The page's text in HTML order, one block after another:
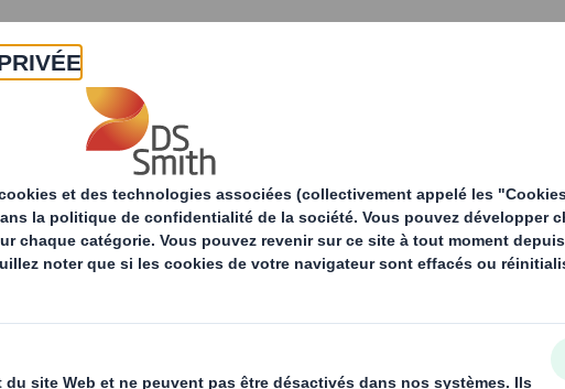
Produits & Services
Quelles sont les innovations en matière de solutions d’emballage ?